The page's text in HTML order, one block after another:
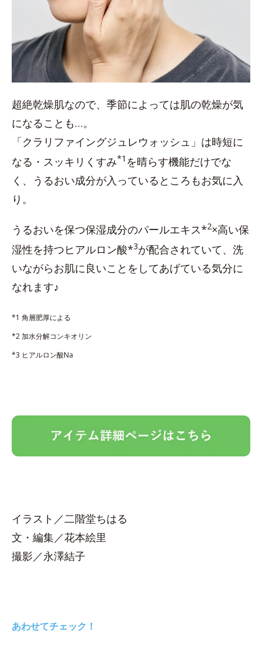
超絶乾燥肌なので、季節によっては肌の乾燥が気
になることも…。
「クラリファイングジュレウォッシュ」は時短に
なる・スッキリくすみ*1 を晴らす機能だけでな
く、うるおい成分が入っているところもお気に入
り。
うるおいを保つ保湿成分のパールエキス*2×高い保
湿性を持つヒアルロン酸*3が配合されていて、洗
いながらお肌に良いことをしてあげている気分に
なれます♪
*1 角層肥厚による
*2 加水分解コンキオリン
*3 ヒアルロン酸Na
イラスト／二階堂ちはる
文・編集／花本絵里
撮影／永澤結子
あわせてチェック！